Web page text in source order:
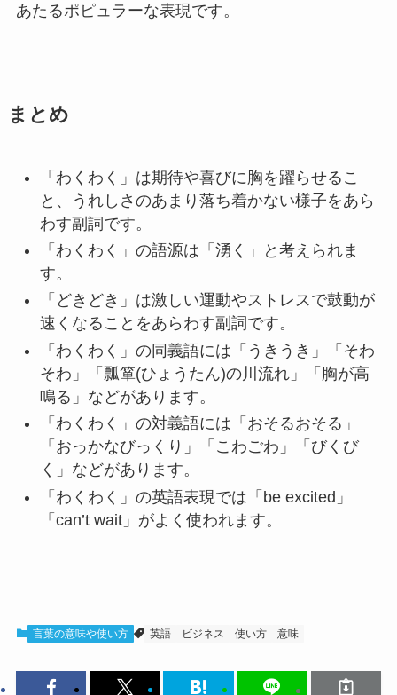
あたるポピュラーな表現です。
まとめ
「わくわく」は期待や喜びに胸を躍らせるこ
と、うれしさのあまり落ち着かない様子をあら
わす副詞です。
「わくわく」の語源は「湧く」と考えられま
す。
「どきどき」は激しい運動やストレスで鼓動が
速くなることをあらわす副詞です。
「わくわく」の同義語には「うきうき」「そわ
そわ」「瓢箪(ひょうたん)の川流れ」「胸が高
鳴る」などがあります。
「わくわく」の対義語には「おそるおそる」
「おっかなびっくり」「こわごわ」「びくび
く」などがあります。
「わくわく」の英語表現では「be excited」
「can’t wait」がよく使われます。
言葉の意味や使い方 英語 ビジネス 使い方 意味